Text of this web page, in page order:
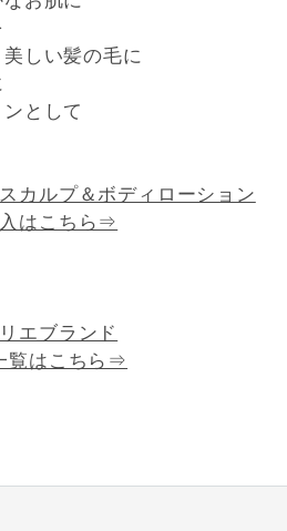
しい髪の毛に
として
カルプ＆ボディローション
はこちら⇒
エブランド
覧はこちら⇒